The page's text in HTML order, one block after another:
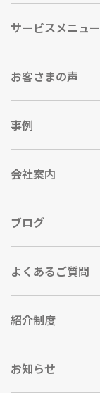
サービスメニュー
お客さまの声
事例
会社案内
ブログ
よくあるご質問
紹介制度
お知らせ